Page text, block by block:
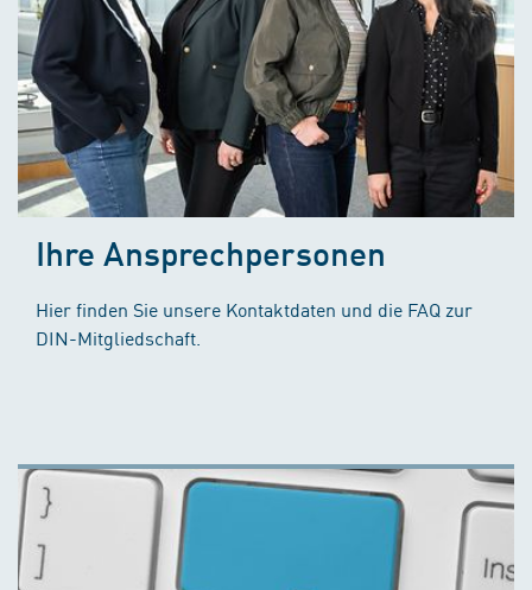
Ihre Ansprechpersonen
Hier finden Sie unsere Kontaktdaten und die FAQ zur
DIN-Mitgliedschaft.